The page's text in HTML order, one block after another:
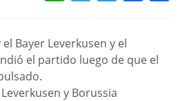
Bayer Leverkusen y el
el partido luego de que el
y Borussia